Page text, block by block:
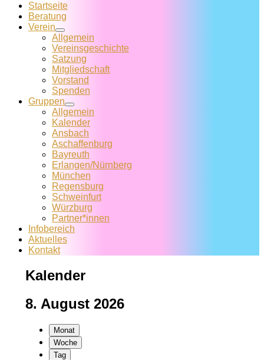
Startseite
Beratung
Verein
Allgemein
Vereins­geschichte
Satzung
Mitglied­schaft
Vorstand
Spenden
Gruppen
Allgemein
Kalender
Ansbach
Aschaffenburg
Bayreuth
Erlangen/Nürnberg
München
Regensburg
Schweinfurt
Würzburg
Partner*innen
Infobereich
Aktuelles
Kontakt
Kalender
8. August 2026
Monat
Woche
Tag